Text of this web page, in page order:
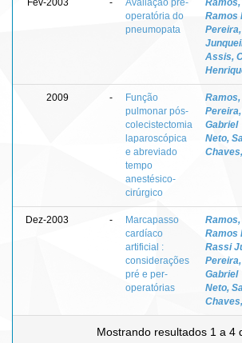
operatória do
pneumopata
Ramos
Assis,
2009 -
Função
pulmonar pós-
colecistectomia
laparoscópica
e abreviado
tempo
anestésico-
cirúrgico
Gabriel
Neto,
Dez-2003 -
Marcapasso
cardíaco
artificial :
considerações
pré e per-
operatórias
Ramos
Rassi
Gabriel
Neto,
Mostrando resultados 1 a 4